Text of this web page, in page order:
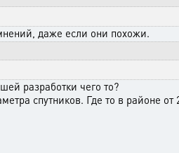
даже если они похожи.
разработки чего то?
спутников. Где то в районе от